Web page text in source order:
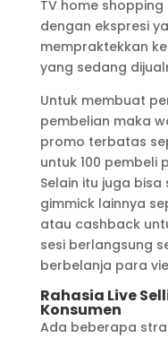
TV home
dengan ekspresi
mempraktekkan
yang sedang
Untuk membuat
pembelian maka
promo terbatas
untuk 100 pembeli
Selain itu juga
gimmick lainnya
atau cashback
sesi berlangsung
berbelanja para
Rahasia Live
Konsumen
Ada beberapa